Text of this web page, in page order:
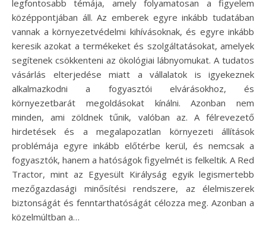
legfontosabb témája, amely folyamatosan a figyelem
középpontjában áll. Az emberek egyre inkább tudatában
vannak a környezetvédelmi kihívásoknak, és egyre inkább
keresik azokat a termékeket és szolgáltatásokat, amelyek
segítenek csökkenteni az ökológiai lábnyomukat. A tudatos
vásárlás elterjedése miatt a vállalatok is igyekeznek
alkalmazkodni a fogyasztói elvárásokhoz, és
környezetbarát megoldásokat kínálni. Azonban nem
minden, ami zöldnek tűnik, valóban az. A félrevezető
hirdetések és a megalapozatlan környezeti állítások
problémája egyre inkább előtérbe kerül, és nemcsak a
fogyasztók, hanem a hatóságok figyelmét is felkeltik. A Red
Tractor, mint az Egyesült Királyság egyik legismertebb
mezőgazdasági minősítési rendszere, az élelmiszerek
biztonságát és fenntarthatóságát célozza meg. Azonban a
közelmúltban a…